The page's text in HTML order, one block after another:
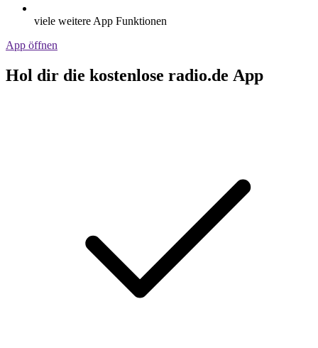
viele weitere App Funktionen
App öffnen
Hol dir die kostenlose radio.de App